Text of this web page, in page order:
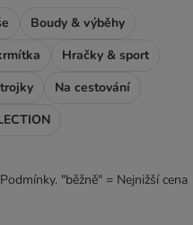
Boudy & výběhy
Hračky & sport
Na cestování
"běžně" = Nejnižší cena